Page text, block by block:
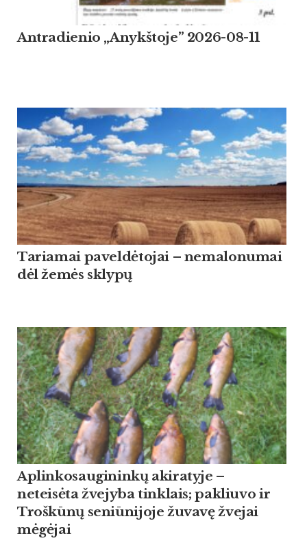
Antradienio „Anykštoje” 2026-08-11
Tariamai paveldėtojai – nemalonumai
dėl žemės sklypų
Aplinkosaugininkų akiratyje –
neteisėta žvejyba tinklais; pakliuvo ir
Troškūnų seniūnijoje žuvavę žvejai
mėgėjai